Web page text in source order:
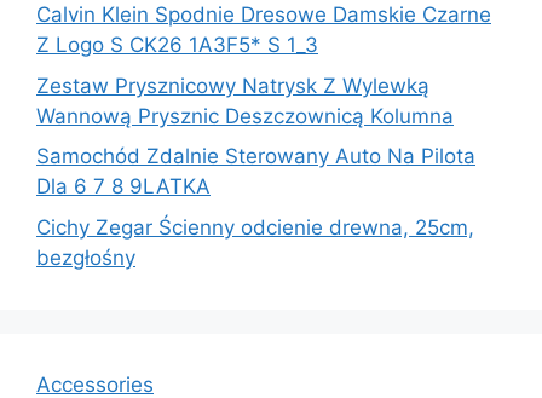
Calvin Klein Spodnie Dresowe Damskie Czarne
Z Logo S CK26 1A3F5* S 1_3
Zestaw Prysznicowy Natrysk Z Wylewką
Wannową Prysznic Deszczownicą Kolumna
Samochód Zdalnie Sterowany Auto Na Pilota
Dla 6 7 8 9LATKA
Cichy Zegar Ścienny odcienie drewna, 25cm,
bezgłośny
Accessories